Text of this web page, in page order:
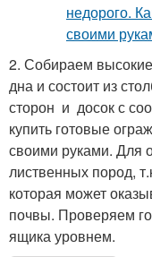
Грядки из
2. Собираем
дна и состоит из
сторон и досок с
купить готовые
своими руками. Для
лиственных пород,
которая может
почвы. Проверяем
ящика уровнем.